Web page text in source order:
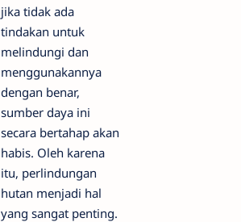
jika tidak ada
tindakan untuk
melindungi dan
menggunakannya
dengan benar,
sumber daya ini
secara bertahap akan
habis. Oleh karena
itu, perlindungan
hutan menjadi hal
yang sangat penting.